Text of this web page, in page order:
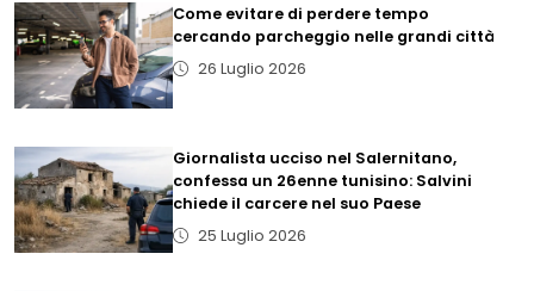
Come evitare di perdere tempo
cercando parcheggio nelle grandi città
26 Luglio 2026
Giornalista ucciso nel Salernitano,
confessa un 26enne tunisino: Salvini
chiede il carcere nel suo Paese
25 Luglio 2026